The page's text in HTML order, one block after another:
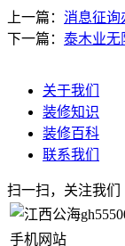
上一篇： 消息征询
下一篇： 泰木业无
关于我们
装修知识
装修百科
联系我们
扫一扫，关注我们
手机网站